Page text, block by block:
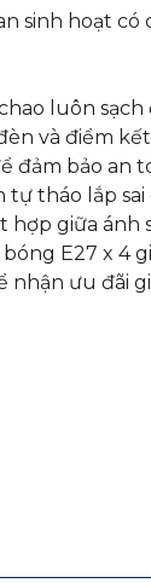
sinh hoạt có
luôn sạch
và điểm kết
đảm bảo an
tháo lắp sai
giữa ánh
E27 x 4
nhận ưu đãi